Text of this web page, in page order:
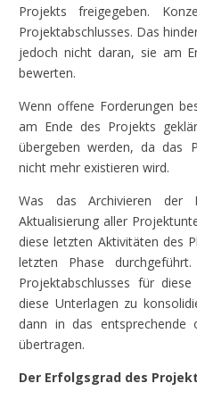
Projekts freigegeben.
Projektabschlusses. Das
jedoch nicht daran, sie am
bewerten.
Wenn offene Forderungen
am Ende des Projekts
übergeben werden, da das
nicht mehr existieren wird.
Was das Archivieren der
Aktualisierung aller
diese letzten Aktivitäten des
letzten Phase
Projektabschlusses für
diese Unterlagen zu
dann in das entsprechende
übertragen.
Der Erfolgsgrad des